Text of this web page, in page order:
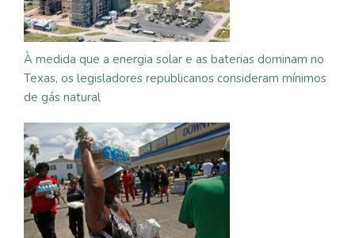
À medida que a energia solar e as baterias dominam no
Texas, os legisladores republicanos consideram mínimos
de gás natural